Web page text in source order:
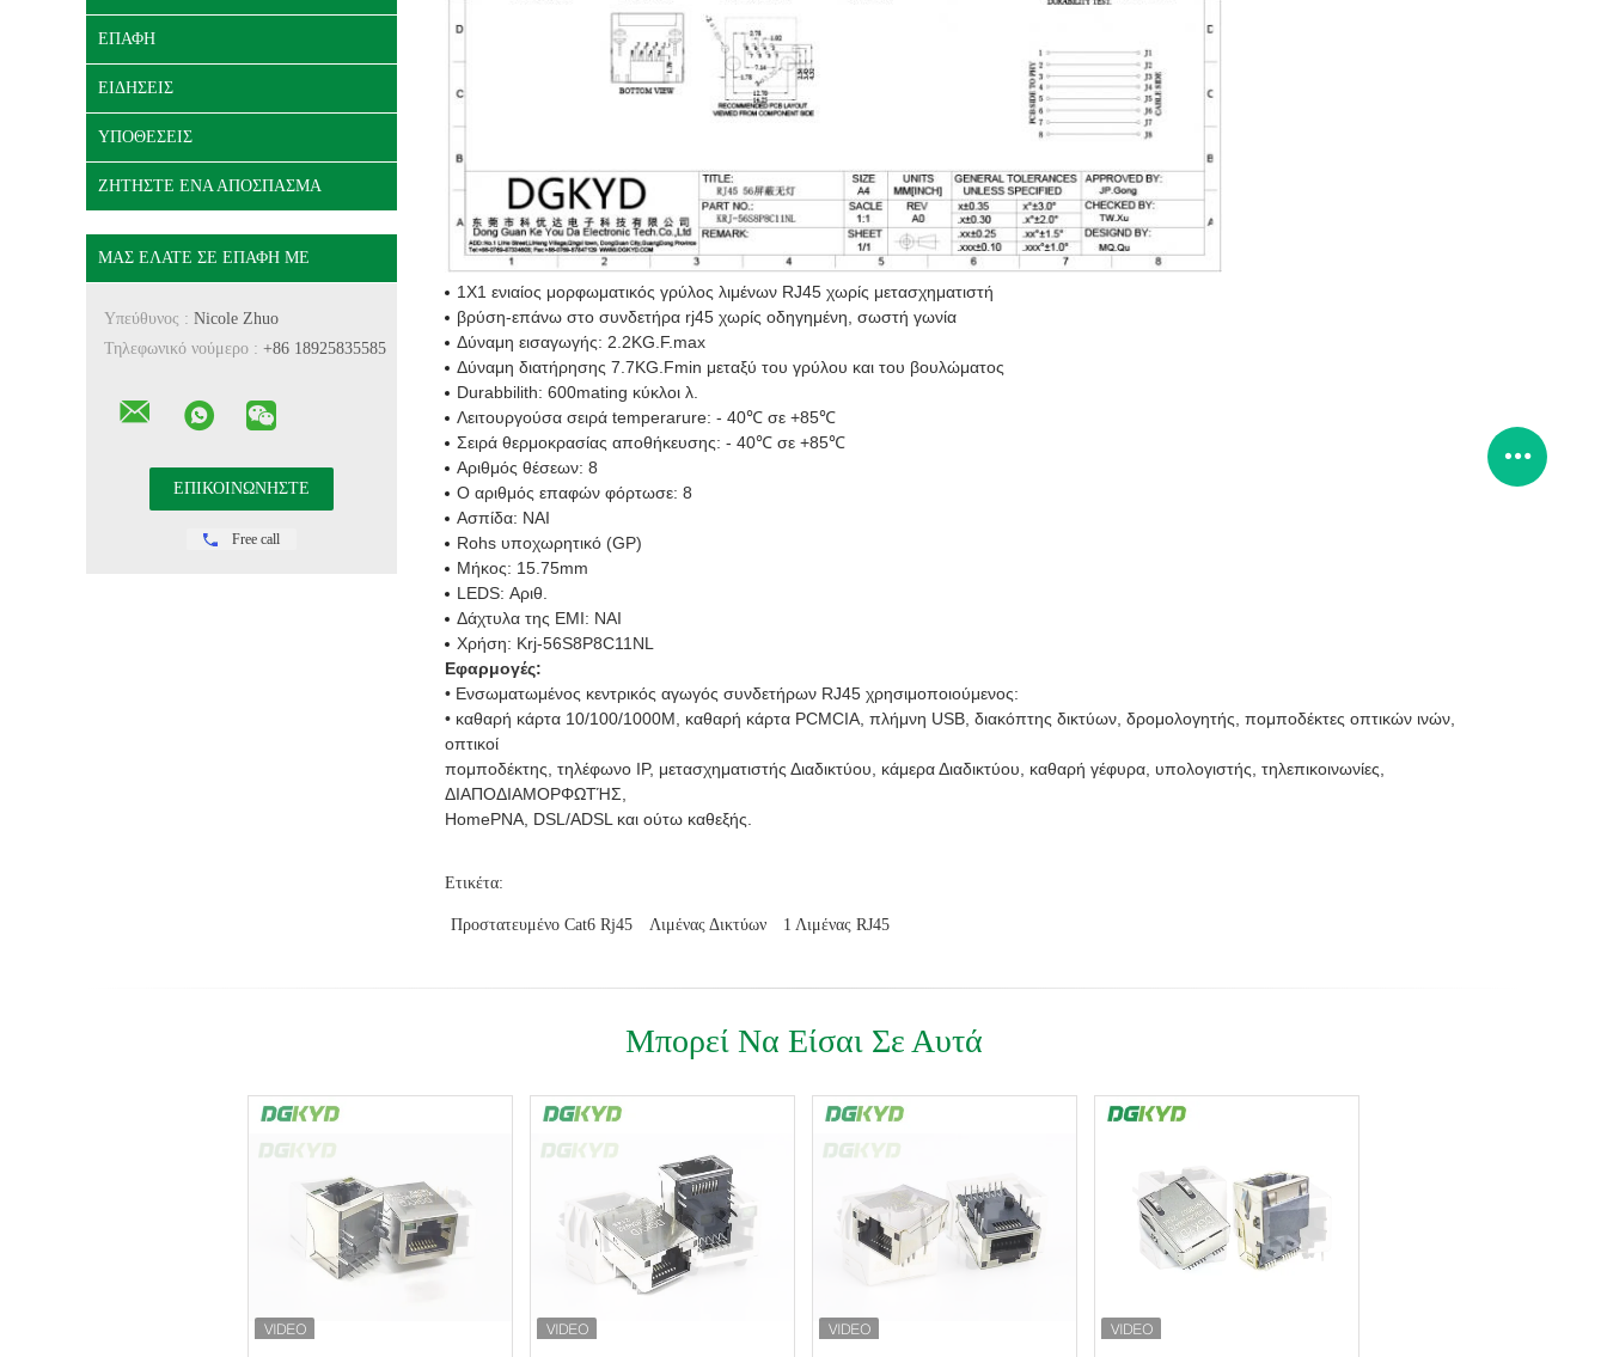
ΕΠΑΦΉ
ΕΙΔΉΣΕΙΣ
ΥΠΟΘΈΣΕΙΣ
ΖΗΤΉΣΤΕ ΈΝΑ ΑΠΌΣΠΑΣΜΑ
ΜΑΣ ΕΛΆΤΕ ΣΕ ΕΠΑΦΉ ΜΕ
Υπεύθυνος : Nicole Zhuo
Τηλεφωνικό νούμερο : +86 18925835585
Free call
1X1 ενιαίος μορφωματικός γρύλος λιμένων RJ45 χωρίς μετασχηματιστή
βρύση-επάνω στο συνδετήρα rj45 χωρίς οδηγημένη, σωστή γωνία
Δύναμη εισαγωγής: 2.2KG.F.max
Δύναμη διατήρησης 7.7KG.Fmin μεταξύ του γρύλου και του βουλώματος
Durabbilith: 600mating κύκλοι λ.
Λειτουργούσα σειρά temperarure: - 40℃ σε +85℃
Σειρά θερμοκρασίας αποθήκευσης: - 40℃ σε +85℃
Αριθμός θέσεων: 8
Ο αριθμός επαφών φόρτωσε: 8
Ασπίδα: ΝΑΙ
Rohs υποχωρητικό (GP)
Μήκος: 15.75mm
LEDS: Αριθ.
Δάχτυλα της EMI: ΝΑΙ
Χρήση: Krj-56S8P8C11NL
Εφαρμογές:
• Ενσωματωμένος κεντρικός αγωγός συνδετήρων RJ45 χρησιμοποιούμενος:
• καθαρή κάρτα 10/100/1000M, καθαρή κάρτα PCMCIA, πλήμνη USB, διακόπτης δικτύων, δρομολογητής, πομποδέκτες οπτικών ινών,
οπτικοί
πομποδέκτης, τηλέφωνο IP, μετασχηματιστής Διαδικτύου, κάμερα Διαδικτύου, καθαρή γέφυρα, υπολογιστής, τηλεπικοινωνίες,
ΔΙΑΠΟΔΙΑΜΟΡΦΩΤΉΣ,
HomePNA, DSL/ADSL και ούτω καθεξής.
Ετικέτα:
Προστατευμένο Cat6 Rj45 Λιμένας Δικτύων 1 Λιμένας RJ45
Μπορεί Να Είσαι Σε Αυτά